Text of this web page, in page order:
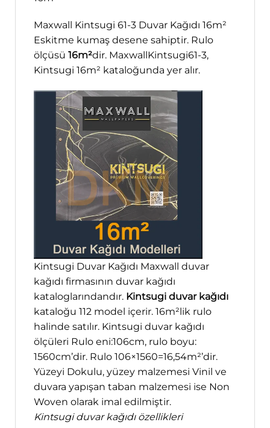
Maxwall Kintsugi 61-3 Duvar Kağıdı 16m²
Eskitme kumaş desene sahiptir. Rulo
ölçüsü 16m²dir. MaxwallKintsugi61-3,
Kintsugi 16m² kataloğunda yer alır.
Kintsugi Duvar Kağıdı Maxwall duvar
kağıdı firmasının duvar kağıdı
kataloglarındandır. Kintsugi duvar kağıdı
kataloğu 112 model içerir. 16m²lik rulo
halinde satılır. Kintsugi duvar kağıdı
ölçüleri Rulo eni:106cm, rulo boyu:
1560cm’dir. Rulo 106×1560=16,54m²’dir.
Yüzeyi Dokulu, yüzey malzemesi Vinil ve
duvara yapışan taban malzemesi ise Non
Woven olarak imal edilmiştir.
Kintsugi duvar kağıdı özellikleri